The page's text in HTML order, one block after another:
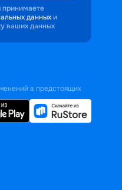
данных и
ваших данных
в предстоящих